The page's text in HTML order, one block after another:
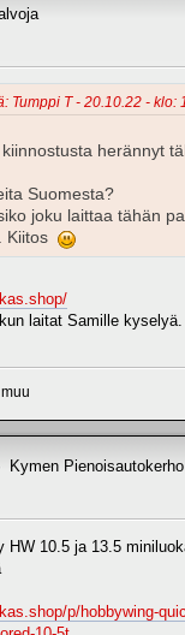
Tumppi T - 20.10.22 - klo:
herännyt
Suomesta?
joku laittaa tähän
Kiitos
laitat Samille kyselyä.
Kymen Pienoisautokerho
HW 10.5 ja 13.5
p/hobbywing-